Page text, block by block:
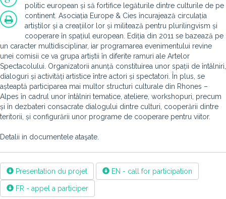
politic european și să fortifice legăturile dintre culturile de pe
continent. Asociația Europe & Cies încurajează circulația
artiștilor și a creațiilor lor și militează pentru plurilingvism și
cooperare în spațiul european. Ediția din 2011 se bazează pe
un caracter multidisciplinar, iar programarea evenimentului revine
unei comisii ce va grupa artiștii în diferite ramuri ale Artelor
Spectacolului. Organizatorii anunță constituirea unor spații de întâlniri,
dialoguri și activități artistice între actori și spectatori. În plus, se
așteaptă participarea mai multor structuri culturale din Rhones –
Alpes în cadrul unor întâlniri tematice, ateliere, workshopuri, precum
și în dezbateri consacrate dialogului dintre culturi, cooperării dintre
teritorii, și configurării unor programe de cooperare pentru viitor.
Detalii in documentele ataşate.
Presentation du projet EN - call for participation
FR - appel a participer